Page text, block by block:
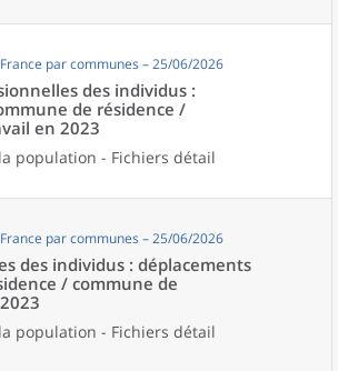
France par communes – 25/06/2026
des individus :
de résidence /
en 2023
population - Fichiers détail
France par communes – 25/06/2026
des individus : déplacements
/ commune de
population - Fichiers détail